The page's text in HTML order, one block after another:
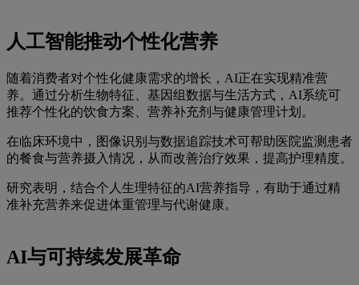
人工智能推动个性化营养
随着消费者对个性化健康需求的增长，AI正在实现精准营
养。通过分析生物特征、基因组数据与生活方式，AI系统可
推荐个性化的饮食方案、营养补充剂与健康管理计划。
在临床环境中，图像识别与数据追踪技术可帮助医院监测患者
的餐食与营养摄入情况，从而改善治疗效果，提高护理精度。
研究表明，结合个人生理特征的AI营养指导，有助于通过精
准补充营养来促进体重管理与代谢健康。
AI与可持续发展革命